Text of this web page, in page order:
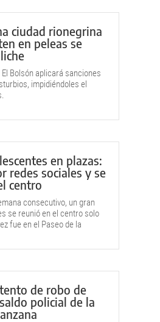
ciudad rionegrina
en peleas se
Bolsón aplicará sanciones
impidiéndoles el
en plazas:
redes sociales y se
centro
consecutivo, un gran
se reunió en el centro solo
fue en el Paseo de la
de robo de
policial de la